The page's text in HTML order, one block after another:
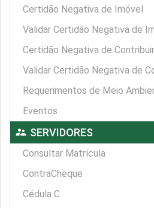
Certidão Negativa de Imóvel
Validar Certidão Negativa de
Certidão Negativa de
Validar Certidão Negativa de
Requerimentos de Meio
Eventos
supervisor_account SERVIDORES
Consultar Matrícula
ContraCheque
Cédula C